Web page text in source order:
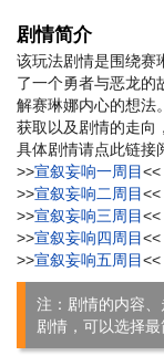
剧情简介
该玩法剧情是围绕赛
了一个勇者与恶龙的
解赛琳娜内心的想法
获取以及剧情的走向
具体剧情请点此链接
>>宣叙妄响一周目<<
>>宣叙妄响二周目<<
>>宣叙妄响三周目<<
>>宣叙妄响四周目<<
>>宣叙妄响五周目<<
注：剧情的内容
剧情，可以选择最